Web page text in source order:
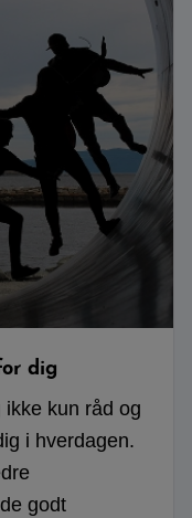
dig
kun råd og
i hverdagen.
godt